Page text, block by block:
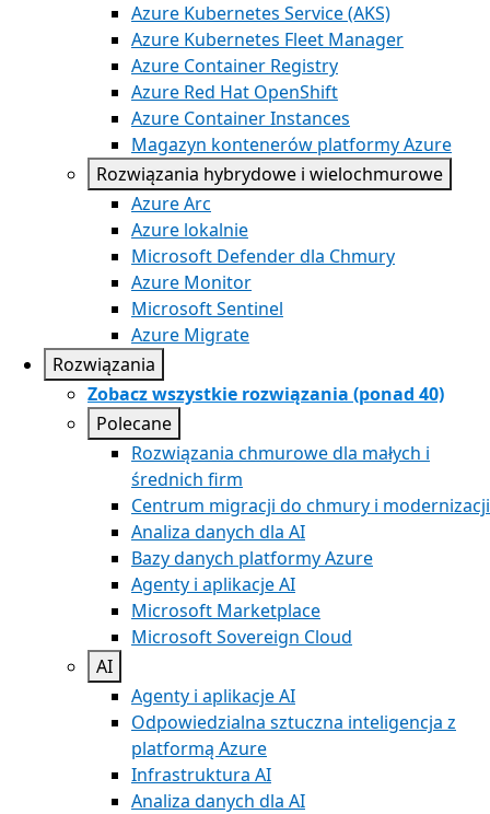
Azure Kubernetes Service (AKS)
Azure Kubernetes Fleet Manager
Azure Container Registry
Azure Red Hat OpenShift
Azure Container Instances
Magazyn kontenerów platformy Azure
Rozwiązania hybrydowe i wielochmurowe
Azure Arc​
Azure lokalnie
Microsoft Defender dla Chmury
Azure Monitor
Microsoft Sentinel
Azure Migrate
Rozwiązania
Zobacz wszystkie rozwiązania (ponad 40)
Polecane
Rozwiązania chmurowe dla małych i
średnich firm
Centrum migracji do chmury i modernizacji
Analiza danych dla AI
Bazy danych platformy Azure
Agenty i aplikacje AI
Microsoft Marketplace
Microsoft Sovereign Cloud
AI
Agenty i aplikacje AI
Odpowiedzialna sztuczna inteligencja z
platformą Azure
Infrastruktura AI
Analiza danych dla AI